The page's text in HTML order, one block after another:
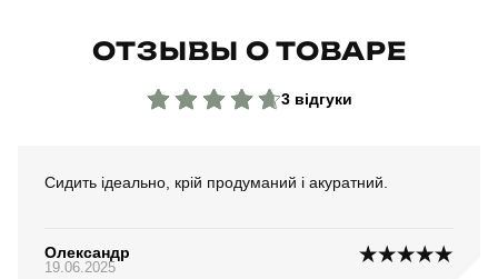
ОТЗЫВЫ О ТОВАРЕ
3 відгуки
Сидить ідеально, крій продуманий і акуратний.
Олександр
19.06.2025